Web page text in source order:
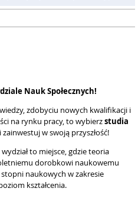
Nauk Społecznych!
zdobyciu nowych kwalifikacji i
na rynku pracy, to wybierzstudia
i zainwestuj w swoją przyszłość!
wydział to miejsce, gdzie teoria
dorobkowi naukowemu
naukowych w zakresie
kształcenia.